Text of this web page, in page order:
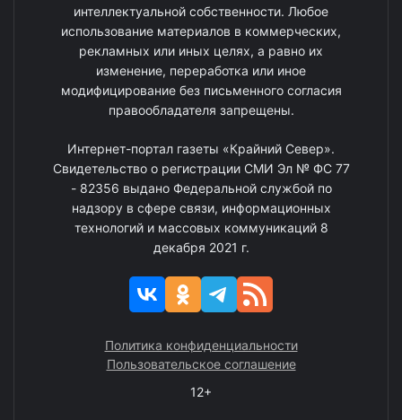
интеллектуальной собственности. Любое
использование материалов в коммерческих,
рекламных или иных целях, а равно их
изменение, переработка или иное
модифицирование без письменного согласия
правообладателя запрещены.
Интернет-портал газеты «Крайний Север».
Свидетельство о регистрации СМИ Эл № ФС 77
- 82356 выдано Федеральной службой по
надзору в сфере связи, информационных
технологий и массовых коммуникаций 8
декабря 2021 г.
Политика конфиденциальности
Пользовательское соглашение
12+